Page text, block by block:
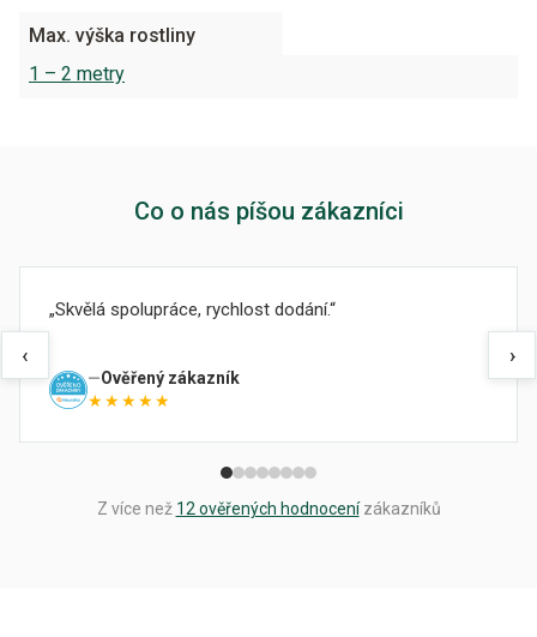
Max. výška rostliny
1 – 2 metry
Co o nás píšou zákazníci
‹
Skvělá spolupráce, rychlost dodání.
Ověřený zákazník
★★★★★
›
Z více než 12 ověřených hodnocenízákazníků